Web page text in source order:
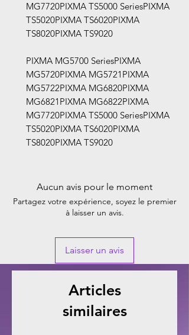
MG7720PIXMA TS5000 SeriesPIXMA
TS5020PIXMA TS6020PIXMA
TS8020PIXMA TS9020
PIXMA MG5700 SeriesPIXMA
MG5720PIXMA MG5721PIXMA
MG5722PIXMA MG6820PIXMA
MG6821PIXMA MG6822PIXMA
MG7720PIXMA TS5000 SeriesPIXMA
TS5020PIXMA TS6020PIXMA
TS8020PIXMA TS9020
Aucun avis pour le moment
Partagez votre expérience, soyez le premier
à laisser un avis.
Laisser un avis
Articles
similaires